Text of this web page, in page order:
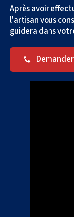
Après avoir
l'artisan vous
guidera dans